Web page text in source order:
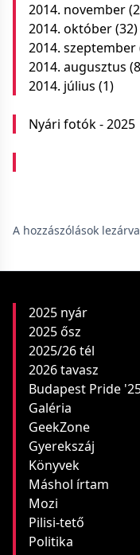
2014. november
2014. október(32)
2014. szeptember
2014. augusztus
2014. július (1)
Nyári fotók - 2025
A hozzászólások
2025 nyár
2025 ősz
2025/26 tél
2026 tavasz
Budapest Pride
Galéria
GeekZone
Gyerekszáj
Könyvek
Máshol írtam
Mozi
Pilisi-tető
Politika